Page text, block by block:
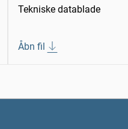
Tekniske datablade
Åbn fil